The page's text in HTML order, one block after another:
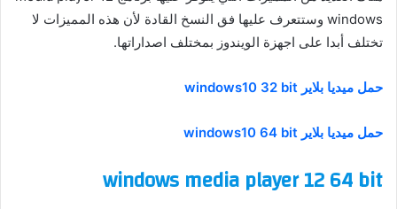
windows وستتعرف عليها فق النسخ القادة لأن هذه المميزات لا
تختلف أبدا على اجهزة الويندوز بمختلف اصداراتها.
حمل ميديا بلاير windows10 32 bit
حمل ميديا بلاير windows10 64 bit
windows media player 12 64 bit